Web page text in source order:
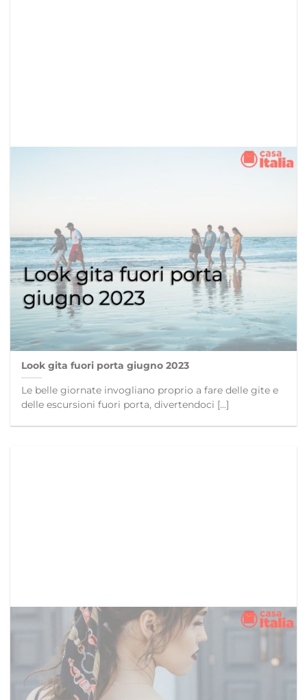
Look gita fuori porta giugno 2023
Le belle giornate invogliano proprio a fare delle gite e
delle escursioni fuori porta, divertendoci [...]